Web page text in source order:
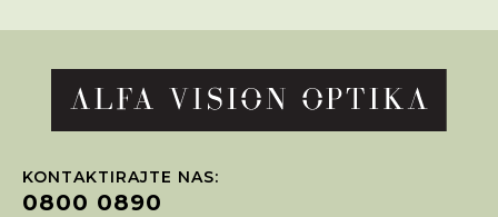
KONTAKTIRAJTE NAS:
0800 0890